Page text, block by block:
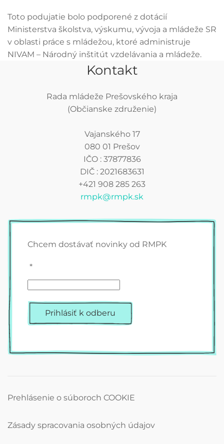
Toto podujatie bolo podporené z dotácií
Ministerstva školstva, výskumu, vývoja a mládeže SR
v oblasti práce s mládežou, ktoré administruje
NIVAM – Národný inštitút vzdelávania a mládeže.
Kontakt
Rada mládeže Prešovského kraja
(Občianske združenie)
Vajanského 17
080 01 Prešov
IČO : 37877836
DIČ : 2021683631
+421 908 285 263
rmpk@rmpk.sk
Chcem dostávať novinky od RMPK
*
Prihlásiť k odberu
Prehlásenie o súboroch COOKIE
Zásady spracovania osobných údajov